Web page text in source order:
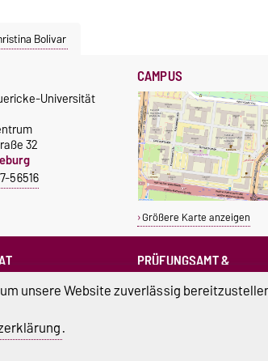
Bolivar
Universität
32
56516
CAMPUS
Größere Karte anzeigen
PRÜFUNGSAMT &
PRÜFUNGSAUSSCHUSS
unsere Website zuverlässig
.